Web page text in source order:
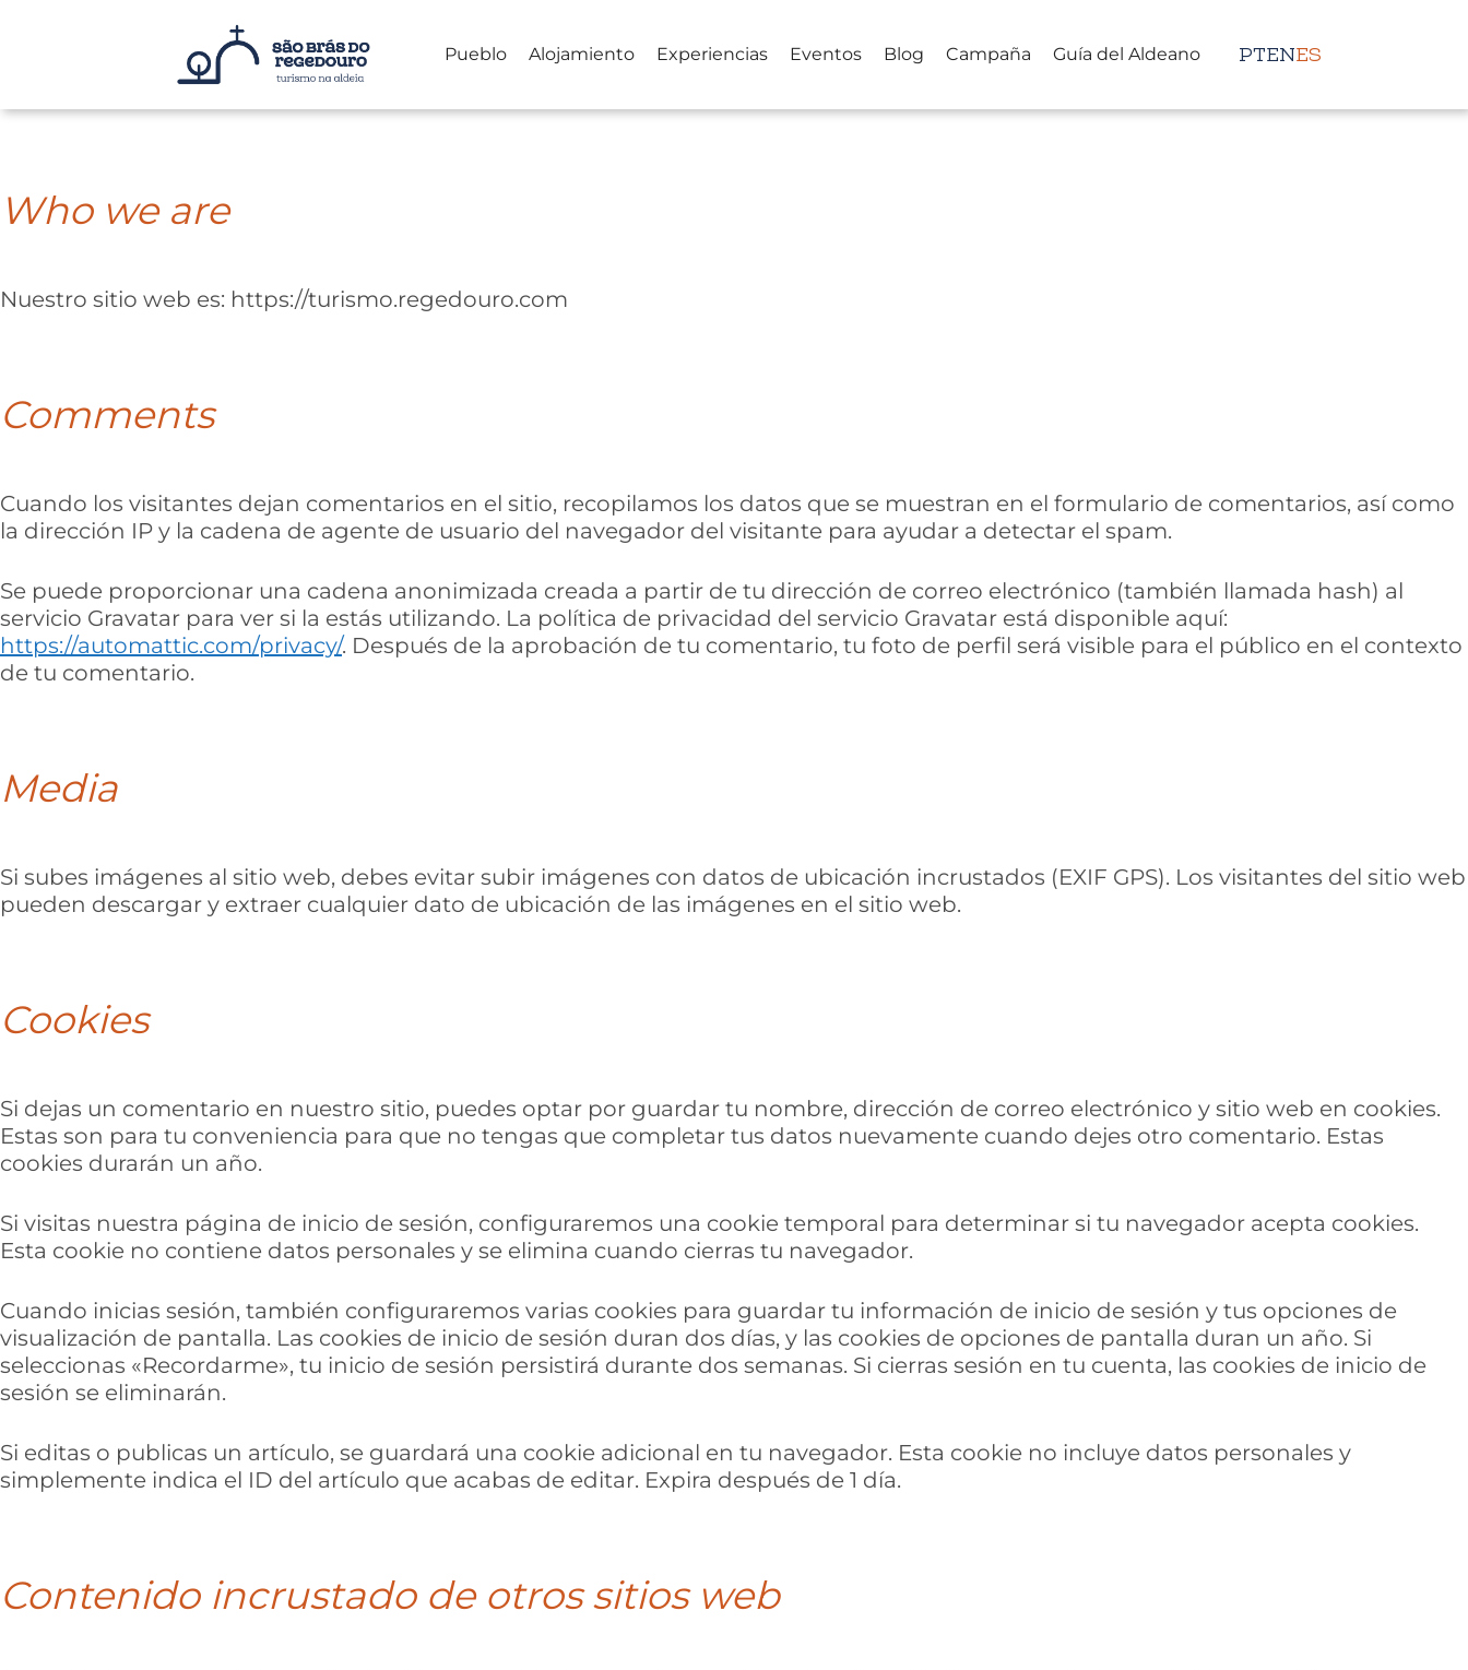
Saltar
Pueblo Alojamiento Experiencias Eventos Blog Campaña Guía del Aldeano PTENES
Who we are
Nuestro sitio web es: https://turismo.regedouro.com
Comments
Cuando los visitantes dejan comentarios en el sitio, recopilamos los datos que se muestran en el formulario de comentarios, así como
la dirección IP y la cadena de agente de usuario del navegador del visitante para ayudar a detectar el spam.
Se puede proporcionar una cadena anonimizada creada a partir de tu dirección de correo electrónico (también llamada hash) al
servicio Gravatar para ver si la estás utilizando. La política de privacidad del servicio Gravatar está disponible aquí:
https://automattic.com/privacy/. Después de la aprobación de tu comentario, tu foto de perfil será visible para el público en el contexto
de tu comentario.
Media
Si subes imágenes al sitio web, debes evitar subir imágenes con datos de ubicación incrustados (EXIF GPS). Los visitantes del sitio web
pueden descargar y extraer cualquier dato de ubicación de las imágenes en el sitio web.
Cookies
Si dejas un comentario en nuestro sitio, puedes optar por guardar tu nombre, dirección de correo electrónico y sitio web en cookies.
Estas son para tu conveniencia para que no tengas que completar tus datos nuevamente cuando dejes otro comentario. Estas
cookies durarán un año.
Si visitas nuestra página de inicio de sesión, configuraremos una cookie temporal para determinar si tu navegador acepta cookies.
Esta cookie no contiene datos personales y se elimina cuando cierras tu navegador.
Cuando inicias sesión, también configuraremos varias cookies para guardar tu información de inicio de sesión y tus opciones de
visualización de pantalla. Las cookies de inicio de sesión duran dos días, y las cookies de opciones de pantalla duran un año. Si
seleccionas «Recordarme», tu inicio de sesión persistirá durante dos semanas. Si cierras sesión en tu cuenta, las cookies de inicio de
sesión se eliminarán.
Si editas o publicas un artículo, se guardará una cookie adicional en tu navegador. Esta cookie no incluye datos personales y
simplemente indica el ID del artículo que acabas de editar. Expira después de 1 día.
Contenido incrustado de otros sitios web